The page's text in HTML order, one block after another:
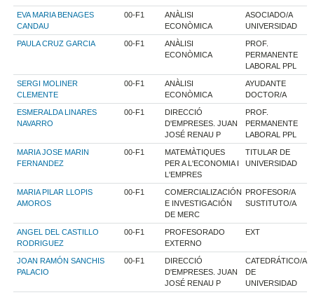
EVA MARIA BENAGES
CANDAU
00-F1
ANÀLISI
ECONÒMICA
ASOCIADO/A
UNIVERSIDAD
PAULA CRUZ GARCIA 00-F1
ANÀLISI
ECONÒMICA
PROF.
PERMANENTE
LABORAL PPL
SERGI MOLINER
CLEMENTE
00-F1
ANÀLISI
ECONÒMICA
AYUDANTE
DOCTOR/A
ESMERALDA LINARES
NAVARRO
00-F1
DIRECCIÓ
D'EMPRESES. JUAN
JOSÉ RENAU P
PROF.
PERMANENTE
LABORAL PPL
MARIA JOSE MARIN
FERNANDEZ
00-F1
MATEMÀTIQUES
PER A L'ECONOMIA I
L'EMPRES
TITULAR DE
UNIVERSIDAD
MARIA PILAR LLOPIS
AMOROS
00-F1
COMERCIALIZACIÓN
E INVESTIGACIÓN
DE MERC
PROFESOR/A
SUSTITUTO/A
ANGEL DEL CASTILLO
RODRIGUEZ
00-F1
PROFESORADO
EXTERNO
EXT
JOAN RAMÓN SANCHIS
PALACIO
00-F1
DIRECCIÓ
D'EMPRESES. JUAN
JOSÉ RENAU P
CATEDRÁTICO/A
DE
UNIVERSIDAD